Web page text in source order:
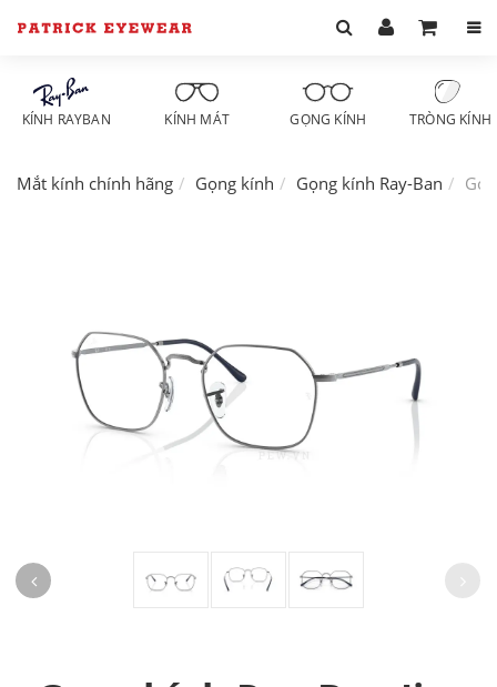
KÍNH RAYBAN KÍNH MÁT GỌNG KÍNH TRÒNG KÍNH
Mắt kính chính hãng Gọng kính Gọng kính Ray-Ban